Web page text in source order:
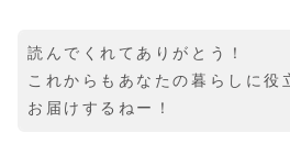
読んでくれてありがとう！
これからもあなたの暮らしに役
お届けするねー！